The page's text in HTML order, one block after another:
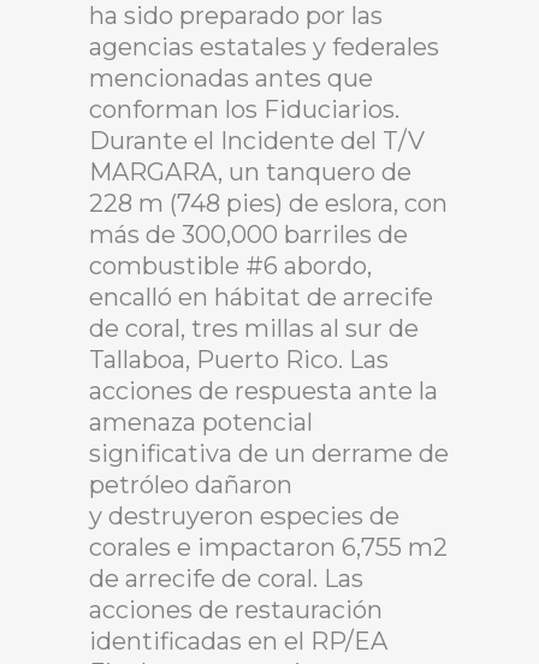
ha sido preparado por las
agencias estatales y federales
mencionadas antes que
conforman los Fiduciarios.
Durante el Incidente del T/V
MARGARA, un tanquero de
228 m (748 pies) de eslora, con
más de 300,000 barriles de
combustible #6 abordo,
encalló en hábitat de arrecife
de coral, tres millas al sur de
Tallaboa, Puerto Rico. Las
acciones de respuesta ante la
amenaza potencial
significativa de un derrame de
petróleo dañaron
y destruyeron especies de
corales e impactaron 6,755 m2
de arrecife de coral. Las
acciones de restauración
identificadas en el RP/EA